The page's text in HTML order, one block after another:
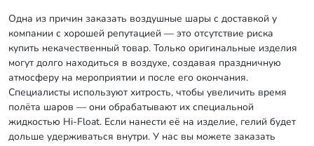
Одна из причин заказать воздушные шары с доставкой у
компании с хорошей репутацией — это отсутствие риска
купить некачественный товар. Только оригинальные изделия
могут долго находиться в воздухе, создавая праздничную
атмосферу на мероприятии и после его окончания.
Специалисты используют хитрость, чтобы увеличить время
полёта шаров — они обрабатывают их специальной
жидкостью Hi-Float. Если нанести её на изделие, гелий будет
дольше удерживаться внутри. У нас вы можете заказать